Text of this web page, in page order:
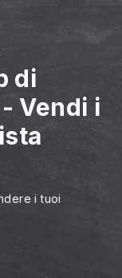
di
-Vendi i
i tuoi